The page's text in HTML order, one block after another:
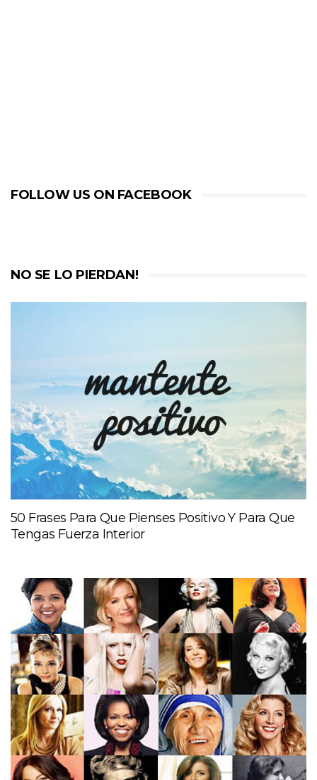
FOLLOW US ON FACEBOOK
NO SE LO PIERDAN!
50 Frases Para Que Pienses Positivo Y Para Que
Tengas Fuerza Interior